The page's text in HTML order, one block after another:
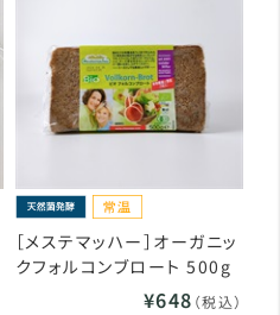
［メステマッハー］オーガニッ
クフォルコンブロート 500g
¥648 （税込）